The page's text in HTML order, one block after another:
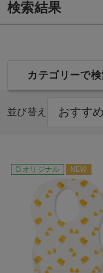
検索結果
カテゴリーで
並び替え
Ciオリジナル NEW